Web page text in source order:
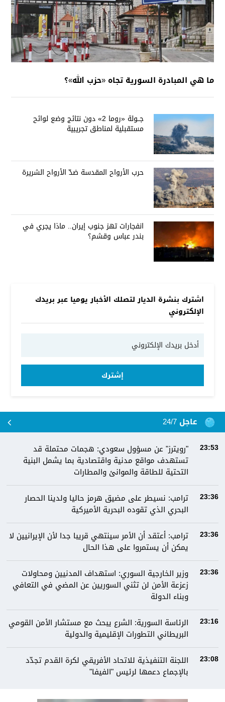
ما هي المبادرة السورية تجاه «حزب الله»؟
جــولة «روما 2» دون نتائج وضع لوائح
مستقبلية لمناطق تجريبية
حرب الأرواح المقدسة ضدّ الأرواح الشريرة
انفجارات تهز جنوب إيران.. ماذا يجري في
بندر عباس وقشم؟
اشترك بنشرة الديار لتصلك الأخبار يوميا عبر بريدك
الإلكتروني
إشترك
عاجل 24/7
23:53
"رويترز" عن مسؤول سعودي: هجمات محتملة قد
تستهدف مواقع مدنية واقتصادية بما يشمل البنية
التحتية للطاقة والموانئ والمطارات
23:36
ترامب: نسيطر على مضيق هرمز حاليا ولدينا الحصار
البحري الذي تقوده البحرية الأميركية
23:36
ترامب: أعتقد أن الأمر سينتهي قريبا جدا لأن الإيرانيين لا
يمكن أن يستمروا على هذا الحال
23:36
وزير الخارجية السوري: استهداف المدنيين ومحاولات
زعزعة الأمن لن تثني السوريين عن المضي في التعافي
وبناء الدولة
23:16
الرئاسة السورية: الشرع يبحث مع مستشار الأمن القومي
البريطاني التطورات الإقليمية والدولية
23:08
اللجنة التنفيذية للاتحاد الأفريقي لكرة القدم تجدّد
بالإجماع دعمها لرئيس "الفيفا"